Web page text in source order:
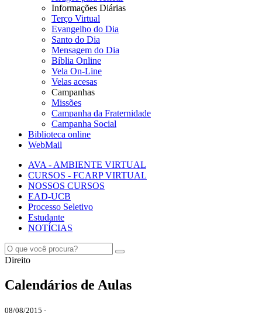
Informações Diárias
Terço Virtual
Evangelho do Dia
Santo do Dia
Mensagem do Dia
Bíblia Online
Vela On-Line
Velas acesas
Campanhas
Missões
Campanha da Fraternidade
Campanha Social
Biblioteca online
WebMail
AVA - AMBIENTE VIRTUAL
CURSOS - FCARP VIRTUAL
NOSSOS CURSOS
EAD-UCB
Processo Seletivo
Estudante
NOTÍCIAS
Direito
Calendários de Aulas
08/08/2015 -